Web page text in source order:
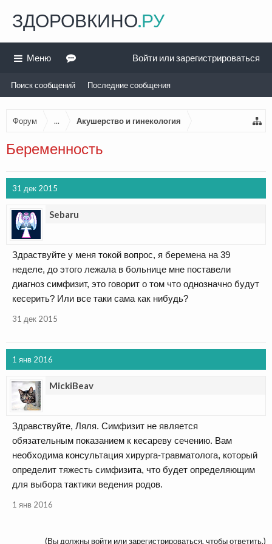
Форум ... Акушерство и гинекология
Беременность
31 дек 2015
Sebaru
Здраствуйте у меня токой вопрос, я беремена на 39
неделе, до этого лежала в больнице мне поставели
диагноз симфизит, это говорит о том что однозначно будут
кесерить? Или все таки сама как нибудь?
31 дек 2015
1 янв 2016
MickiBeav
Здравствуйте, Ляля. Симфизит не является
обязательным показанием к кесареву сечению. Вам
необходима консультация хирурга-травматолога, который
определит тяжесть симфизита, что будет определяющим
для выбора тактики ведения родов.
1 янв 2016
(Вы должны войти или зарегистрироваться, чтобы ответить.)
ЗДОРОВКИНО.РУ
Меню
Поиск сообщений Последние сообщения
Войти или зарегистрироваться